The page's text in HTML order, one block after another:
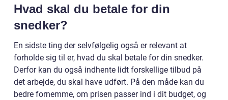
Hvad skal du betale for din
snedker?
En sidste ting der selvfølgelig også er relevant at
forholde sig til er, hvad du skal betale for din snedker.
Derfor kan du også indhente lidt forskellige tilbud på
det arbejde, du skal have udført. På den måde kan du
bedre fornemme, om prisen passer ind i dit budget, og